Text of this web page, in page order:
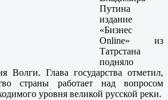
Путина
издание
«Бизнес
Online» из
Татрстана
подняло
Волги. Глава государства отметил,
страны работает над вопросом
уровня великой русской реки.